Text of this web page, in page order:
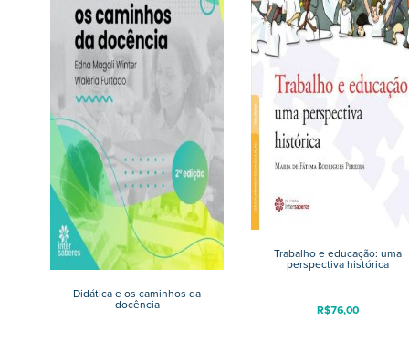
Didática e os caminhos da
docência
Trabalho e educação: uma
perspectiva histórica
R$76,00